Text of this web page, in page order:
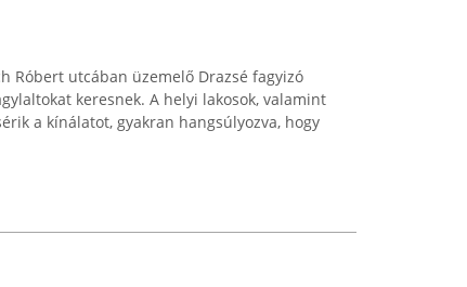
Róbert utcában üzemelő Drazsé fagyizó
keresnek. A helyi lakosok, valamint
a kínálatot, gyakran hangsúlyozva, hogy